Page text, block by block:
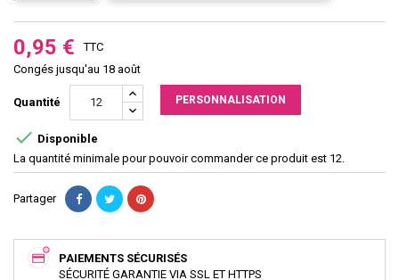
0,95 €
TTC
Congés jusqu'au 18 août
Quantité PERSONNALISATION
 Disponible
La quantité minimale pour pouvoir commander ce produit est 12.
Partager
PAIEMENTS SÉCURISÉS
SÉCURITÉ GARANTIE VIA SSL ET HTTPS